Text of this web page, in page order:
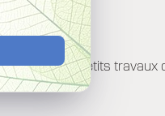
Eaux
générale Petits travaux